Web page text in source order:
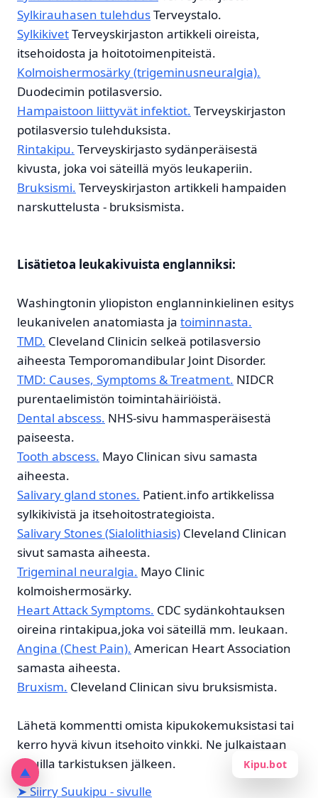
Sylkirauhasen tulehdusTerveystalo.
SylkikivetTerveyskirjaston artikkeli oireista,
itsehoidosta ja hoitotoimenpiteistä.
Kolmoishermosärky (trigeminusneuralgia).
Duodecimin potilasversio.
Hampaistoon liittyvät infektiot. Terveyskirjaston
potilasversio tulehduksista.
Rintakipu. Terveyskirjasto sydänperäisestä
kivusta, joka voi säteillä myös leukaperiin.
Bruksismi. Terveyskirjaston artikkeli hampaiden
narskuttelusta - bruksismista.
Lisätietoa leukakivuista englanniksi:
Washingtonin yliopiston englanninkielinen esitys
leukanivelen anatomiasta ja toiminnasta.
TMD. Cleveland Clinicin selkeä potilasversio
aiheesta Temporomandibular Joint Disorder.
TMD: Causes, Symptoms & Treatment. NIDCR
purentaelimistön toimintahäiriöistä.
Dental abscess. NHS-sivu hammasperäisestä
paiseesta.
Tooth abscess. Mayo Clinican sivu samasta
aiheesta.
Salivary gland stones. Patient.info artikkelissa
sylkikivistä ja itsehoitostrategioista.
Salivary Stones (Sialolithiasis) Cleveland Clinican
sivut samasta aiheesta.
Trigeminal neuralgia. Mayo Clinic
kolmoishermosärky.
Heart Attack Symptoms. CDC sydänkohtauksen
oireina rintakipua,joka voi säteillä mm. leukaan.
Angina (Chest Pain). American Heart Association
samasta aiheesta.
Bruxism. Cleveland Clinican sivu bruksismista.
Lähetä kommentti omista kipukokemuksistasi tai
kerro hyvä kivun itsehoito vinkki. Ne julkaistaan
sivuilla tarkistuksen jälkeen.
➤ Siirry Suukipu - sivulle
▲
Kipu.bot